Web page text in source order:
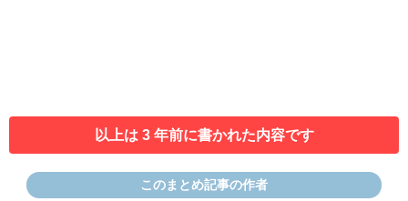
以上は 3 年前に書かれた内容です
このまとめ記事の作者